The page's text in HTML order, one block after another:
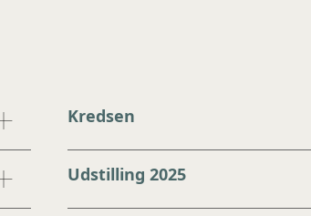
Kredsen
Udstilling 2025